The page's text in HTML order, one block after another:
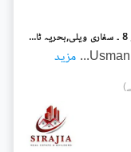
بحریہ ٹاؤن فیز 8 ۔ عثمان بلاک بحریہ ٹاؤن فیز 8 ۔ سفاری ویلی,بحریہ ٹاؤن فیز 8,بحریہ ٹاؤن راولپنڈی,راولپنڈی میں 5 کمروں کا 7 مرلہ مکان 82.0 ہزار میں کرایہ پر دستیاب ہے۔
... مزید